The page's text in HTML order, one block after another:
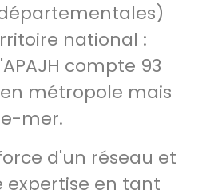
national :
compte 93
métropole mais
mer.
d'un réseau et
expertise en tant